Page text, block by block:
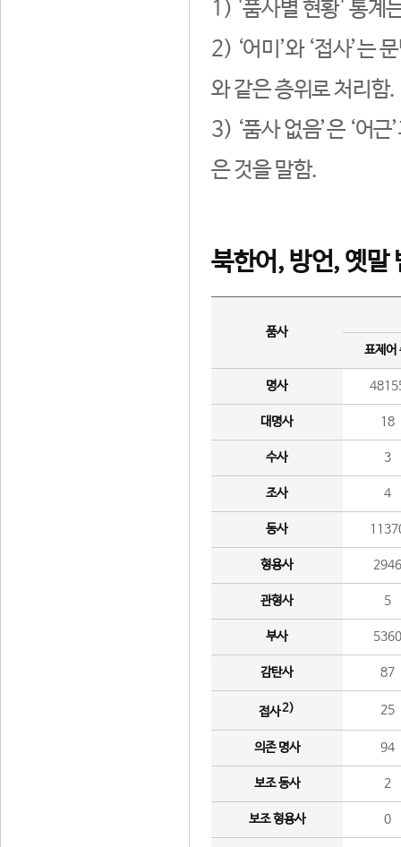
1) '품사별 현황' 통계
2) ‘어미’와 ‘접사’는
와 같은 층위로 처리함.
3) ‘품사 없음’은 ‘어
은 것을 말함.
북한어, 방언, 옛말
품사
표제어
명사
대명사 18
수사 3
조사 4
동사
형용사 2946
관형사 5
부사 5360
감탄사 87
접사2) 25
의존 명사 94
보조 동사 2
보조 형용사 0